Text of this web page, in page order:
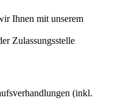
Ihnen mit unserem
Zulassungsstelle
(inkl.